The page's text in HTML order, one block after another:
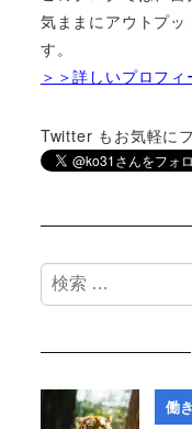
気ままにアウトプ
す。
＞＞詳しいプロフィ
Twitter もお気軽に
検
索
働